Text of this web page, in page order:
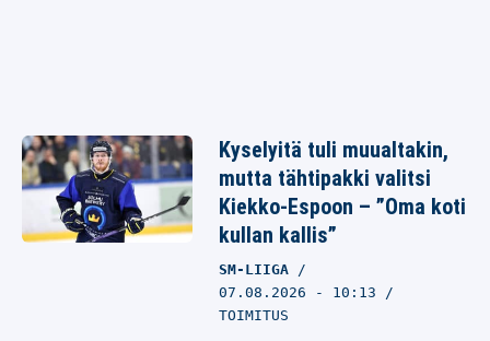
Kyselyitä tuli muualtakin,
mutta tähtipakki valitsi
Kiekko-Espoon – ”Oma koti
kullan kallis”
SM-LIIGA
07.08.2026 - 10:13
TOIMITUS